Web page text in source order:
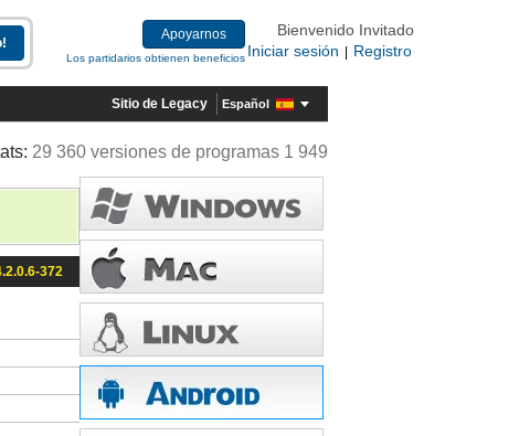
Apoyarnos
Los partidarios obtienen beneficios
Bienvenido Invitado
Iniciar sesión
Registro
Sitio de Legacy Español
29 360 versiones de programas 1 949
372